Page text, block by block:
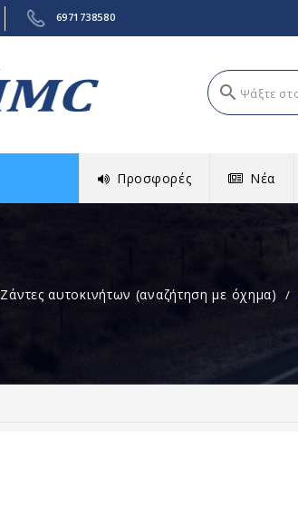
6971738580
search
Προσφορές Νέα
Ζάντες αυτοκινήτων (αναζήτηση με όχημα)